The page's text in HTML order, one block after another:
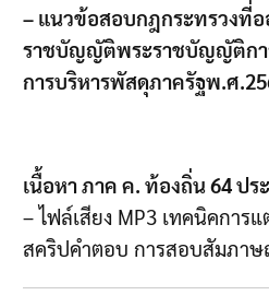
– แนวข้อสอบกฎกระทรวงที่
ราชบัญญัติพระราชบัญญัติกา
การบริหารพัสดุภาครัฐพ.ศ
เนื้อหาภาค ค.ท้องถิ่น64ปร
–ไฟล์เสียง MP3 เทคนิคการแ
สคริปคำตอบ การสอบสัมภาษ